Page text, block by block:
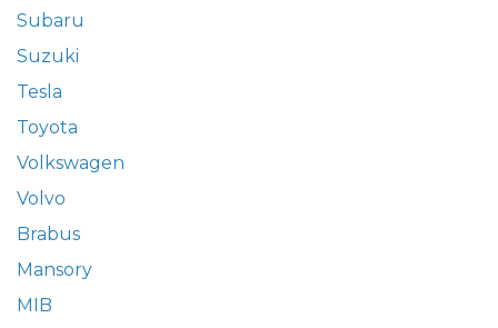
Subaru
Suzuki
Tesla
Toyota
Volkswagen
Volvo
Brabus
Mansory
MIB